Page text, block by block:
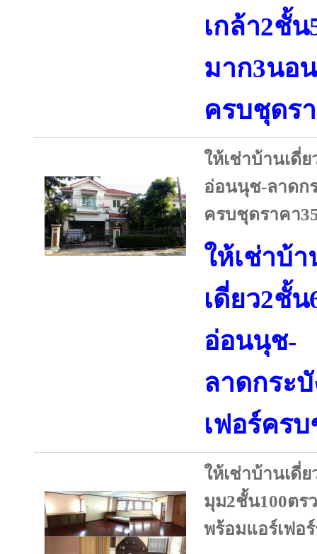
เกล้า2ชั้น
มาก3นอ
ครบชุดร
ให้เช่าบ้านเดี่
อ่อนนุช-ลาดก
ครบชุดราคา
ให้เช่าบ้า
เดี่ยว2ชั้
อ่อนนุช-
ลาดกระ
เฟอร์คร
ให้เช่าบ้านเดี่
มุม2ชั้น100ตร
พร้อมแอร์เฟอ